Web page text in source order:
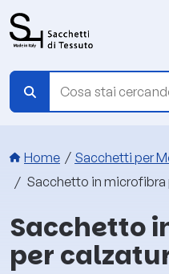
Briciole di pane
Home
Sacchetti per
Sacchetto in microfibra per
Sacchetto
per